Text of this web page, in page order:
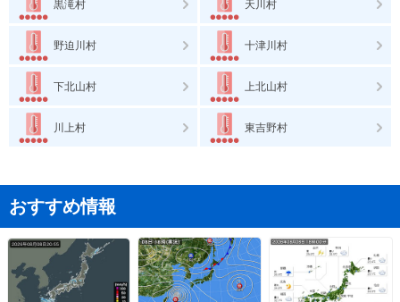
黒滝村 天川村
野迫川村 十津川村
下北山村 上北山村
川上村 東吉野村
おすすめ情報